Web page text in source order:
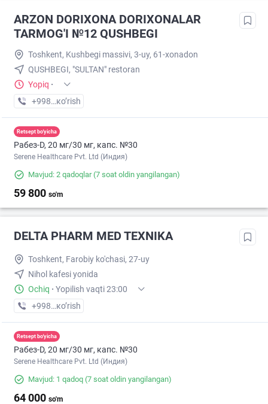
ARZON DORIXONA DORIXONALAR
TARMOG'I №12 QUSHBEGI
Toshkent, Kushbegi massivi, 3-uy, 61-xonadon
QUSHBEGI, "SULTAN" restoran
Yopiq ·
+998 (77) XXX-XX-XX
кo’rish
Retsept bo'yicha
Рабез-D, 20 мг/30 мг, капс. №30
Serene Healthcare Pvt. Ltd (Индия)
Mavjud: 2 qadoqlar(7 soat oldin yangilangan)
59 800 so'm
DELTA PHARM MED TEXNIKA
Toshkent, Farobiy ko'chasi, 27-uy
Nihol kafesi yonida
Ochiq · Yopilish vaqti 23:00
+998 (90) XXX-XX-XX
кo’rish
Retsept bo'yicha
Рабез-D, 20 мг/30 мг, капс. №30
Serene Healthcare Pvt. Ltd (Индия)
Mavjud: 1 qadoq (7 soat oldin yangilangan)
64 000 so'm